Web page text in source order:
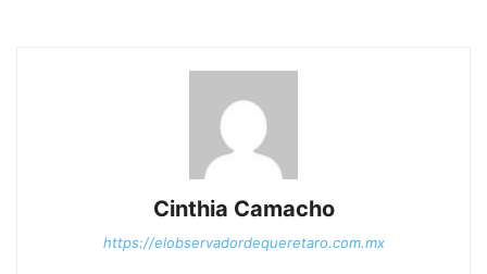
Cinthia Camacho
https://elobservadordequeretaro.com.mx